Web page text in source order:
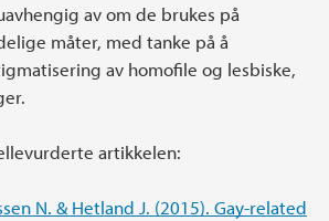
av om de brukes på
måter, med tanke på å
av homofile og lesbiske,
artikkelen:
N. & Hetland J. (2015). Gay-related